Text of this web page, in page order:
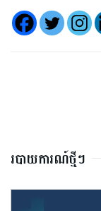
របាយការណ៍ថ្មីៗ